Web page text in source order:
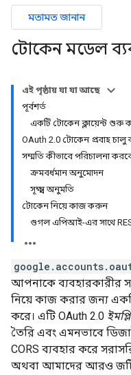
মতামত জানান
টোকেন মডেল
এই পৃষ্ঠায় যা যা আছে
পূর্বশর্ত
একটি টোকেন ক্লায়েন্ট শুরু
OAuth 2.0 টোকেন প্রবাহ
সম্মতি কীভাবে পরিচালনা
ক্রমবর্ধমান অনুমোদন
সূক্ষ্ম অনুমতি
টোকেন নিয়ে কাজ করুন
গুগল এপিআই-এর সাথে
আপনাকে ব্যবহারকারীর
নিয়ে কাজ করার জন্য
করে। এটি OAuth 2.0
তৈরি এবং এমনভাবে
CORS ব্যবহার করে
অথবা আমাদের আরও